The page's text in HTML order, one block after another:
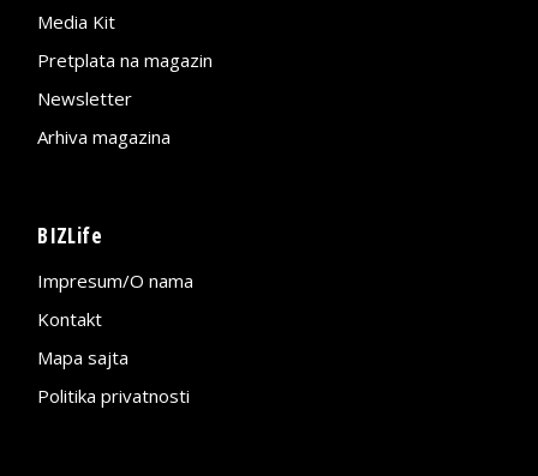
Media Kit
Pretplata na magazin
Newsletter
Arhiva magazina
BIZLife
Impresum/O nama
Kontakt
Mapa sajta
Politika privatnosti